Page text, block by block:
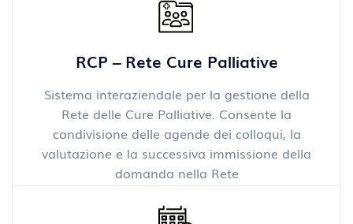
RCP – Rete Cure Palliative
Sistema interaziendale per la gestione della
Rete delle Cure Palliative. Consente la
condivisione delle agende dei colloqui, la
valutazione e la successiva immissione della
domanda nella Rete